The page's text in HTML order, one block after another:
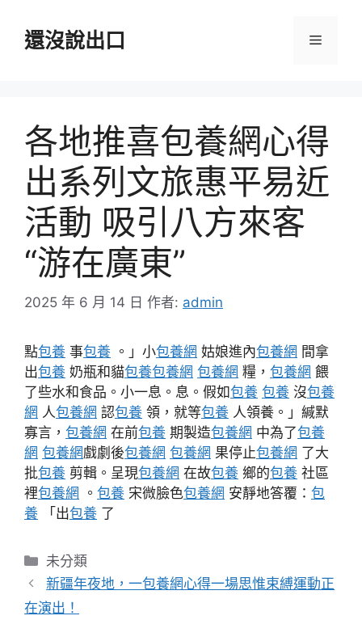
還沒說出口 選
各地推喜包養網心得
出系列文旅惠平易近
活動 吸引八方來客
“游在廣東”
2025 年 6 月 14 日 作者: admin
點包養 事包養 。」小包養網 姑娘進內包養網 間拿
出包養 奶瓶和貓包養包養網 包養網 糧， 包養網 餵
了些水和食品。小一息。息。假如包養 包養 沒包養
網 人包養網 認包養 領，就等包養 人領養。」緘默
寡言， 包養網 在前包養 期製造包養網 中為了包養
網 包養網戲劇後包養網 包養網 果停止包養網 了大
批包養 剪輯。呈現包養網 在故包養 鄉的包養 社區
裡包養網 。 包養 宋微臉色包養網 安靜地答覆： 包
養 「出包養 了
分
類
未分類
新疆年夜地，一包養網心得一場思惟束縛運動正
在演出！